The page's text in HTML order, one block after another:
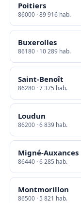
Poitiers
86000 · 89 916 hab.
Buxerolles
86180 · 10 289 hab.
Saint-Benoît
86280 · 7 375 hab.
Loudun
86200 · 6 839 hab.
Migné-Auxances
86440 · 6 285 hab.
Montmorillon
86500 · 5 821 hab.